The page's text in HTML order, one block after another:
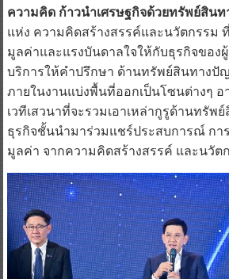
ความคิด ก้าวนำเศรษฐกิจด้วยทรัพย์สิน
แห่ง ความคิดสร้างสรรค์และนวัตกรรม
มูลค่าและแรงบันดาลใจให้กับธุรกิจของ
บริการให้คำปรึกษา ด้านทรัพย์สินทางปั
ภายในงานแบ่งพื้นที่ออกเป็นโซนต่างๆ อ
เวทีเสวนาที่จะรวมเอาเหล่ากูรูด้านทรั
ธุรกิจชั้นนำมาร่วมแชร์ประสบการณ์ การ
มูลค่า จากความคิดสร้างสรรค์ และนวัต